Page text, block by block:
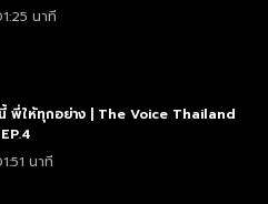
นาที
พี่ให้ทุกอย่าง | The Voice Thailand
นาที